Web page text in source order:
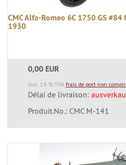
CMC Alfa-Romeo 6C 1750 GS
1930
0,00 EUR
incl. 19 % TVA frais de port non
Délai de livraison:
Produit.No.: CMC M-141